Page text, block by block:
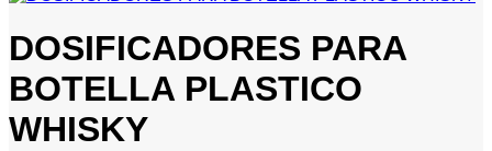
DOSIFICADORES PARA
BOTELLA PLASTICO
WHISKY